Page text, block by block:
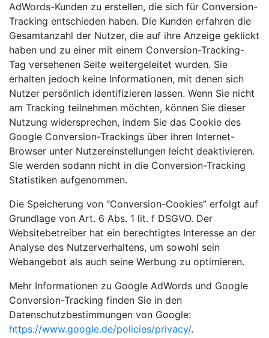
AdWords-Kunden zu erstellen, die sich für Conversion-
Tracking entschieden haben. Die Kunden erfahren die
Gesamtanzahl der Nutzer, die auf ihre Anzeige geklickt
haben und zu einer mit einem Conversion-Tracking-
Tag versehenen Seite weitergeleitet wurden. Sie
erhalten jedoch keine Informationen, mit denen sich
Nutzer persönlich identifizieren lassen. Wenn Sie nicht
am Tracking teilnehmen möchten, können Sie dieser
Nutzung widersprechen, indem Sie das Cookie des
Google Conversion-Trackings über ihren Internet-
Browser unter Nutzereinstellungen leicht deaktivieren.
Sie werden sodann nicht in die Conversion-Tracking
Statistiken aufgenommen.
Die Speicherung von “Conversion-Cookies” erfolgt auf
Grundlage von Art. 6 Abs. 1 lit. f DSGVO. Der
Websitebetreiber hat ein berechtigtes Interesse an der
Analyse des Nutzerverhaltens, um sowohl sein
Webangebot als auch seine Werbung zu optimieren.
Mehr Informationen zu Google AdWords und Google
Conversion-Tracking finden Sie in den
Datenschutzbestimmungen von Google:
https://www.google.de/policies/privacy/.